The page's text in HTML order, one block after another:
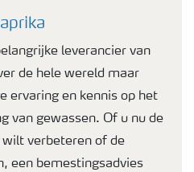
leverancier van
de hele wereld maar
ervaring en kennis op het
van gewassen. Of u nu de
verbeteren of de
een bemestingsadvies